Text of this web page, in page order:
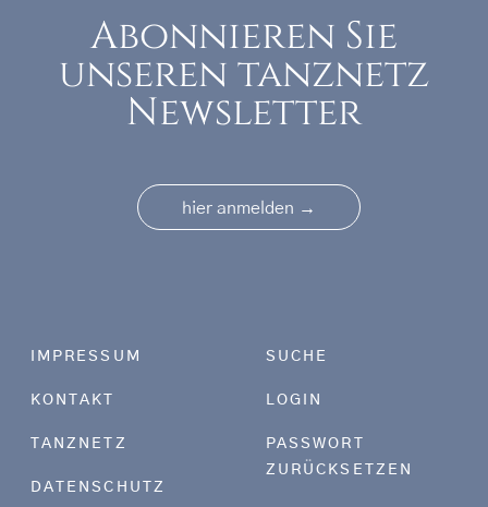
Abonnieren Sie
unseren tanznetz
Newsletter
hier anmelden →
Footer menu
IMPRESSUM
KONTAKT
TANZNETZ
DATENSCHUTZ
SUCHE
LOGIN
PASSWORT
ZURÜCKSETZEN